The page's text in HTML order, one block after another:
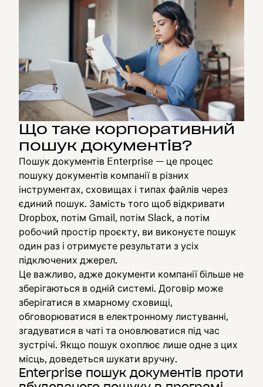
Що таке корпоративний
пошук документів?
Пошук документів Enterprise — це процес
пошуку документів компанії в різних
інструментах, сховищах і типах файлів через
єдиний пошук. Замість того щоб відкривати
Dropbox, потім Gmail, потім Slack, а потім
робочий простір проєкту, ви виконуєте пошук
один раз і отримуєте результати з усіх
підключених джерел.
Це важливо, адже документи компанії більше не
зберігаються в одній системі. Договір може
зберігатися в хмарному сховищі,
обговорюватися в електронному листуванні,
згадуватися в чаті та оновлюватися під час
зустрічі. Якщо пошук охоплює лише одне з цих
місць, доведеться шукати вручну.
Enterprise пошук документів проти